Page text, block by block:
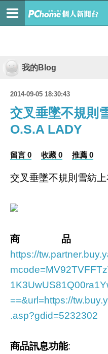
我的Blog
2014-09-05 18:30:43
交叉垂墜不規則
O.S.A LADY
留言 0 收藏 0 推薦 0
交叉垂墜不規則雪紡
商
https://
==&url=https://
.asp?gdid=5232302
商品訊息功能: